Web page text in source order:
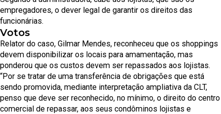
empregadores, o dever legal de garantir os direitos das
funcionárias.
Votos
Relator do caso, Gilmar Mendes, reconheceu que os shoppings
devem disponibilizar os locais para amamentação, mas
ponderou que os custos devem ser repassados aos lojistas.
“Por se tratar de uma transferência de obrigações que está
sendo promovida, mediante interpretação ampliativa da CLT,
penso que deve ser reconhecido, no mínimo, o direito do centro
comercial de repassar, aos seus condôminos lojistas e